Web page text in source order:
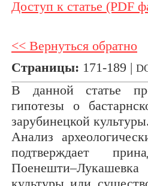
Доступ к статье (PDF
<< Вернуться обратно
Страницы: 171-189 |
В данной статье
гипотезы о
зарубинецкой
Анализ
подтверждает
Поенешти–Лукашевка